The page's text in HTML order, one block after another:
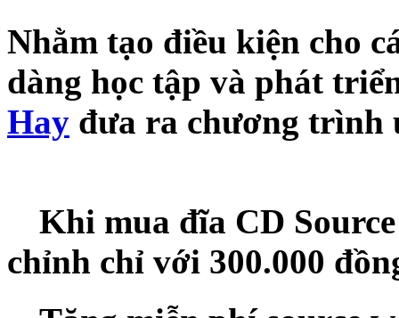
Nhằm tạo điều kiện cho
dàng học tập và phát
Hay đưa ra chương trình
Khi mua đĩa CD
chỉnh chỉ với 300.000